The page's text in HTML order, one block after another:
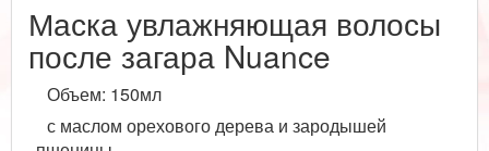
Маска увлажняющая волосы
после загара Nuance
Объем: 150мл
с маслом орехового дерева и зародышей